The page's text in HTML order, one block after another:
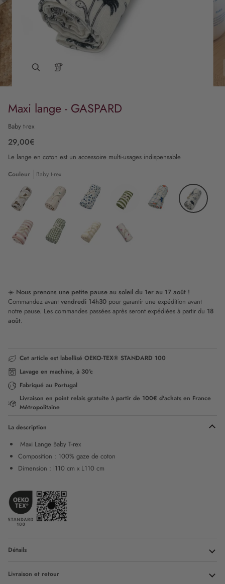
Maxi lange - GASPARD
Baby t-rex
29,00€
Le lange en coton est un accessoire multi-usages indispensable
Couleur Baby t-rex
Waikiki
☀️ Nous prenons une petite pause au soleil du 1er au 17 août !
Commandez avant vendredi 14h30 pour garantir une expédition avant
notre pause. Les commandes passées après seront expédiées à partir du 18
août.
Cet article est labellisé OEKO-TEX® STANDARD 100
Lavage en machine, à 30°c
Fabriqué au Portugal
Livraison en point relais gratuite à partir de 100€ d'achats en France
Métropolitaine
La description
Maxi Lange Baby T-rex
Composition : 100% gaze de coton
Dimension : l110 cm x L110 cm
Détails
Livraison et retour